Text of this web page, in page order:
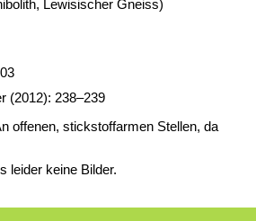
Lewisischer Gneiss)
(2012): 238–239
offenen, stickstoffarmen Stellen, da
leider keine Bilder.